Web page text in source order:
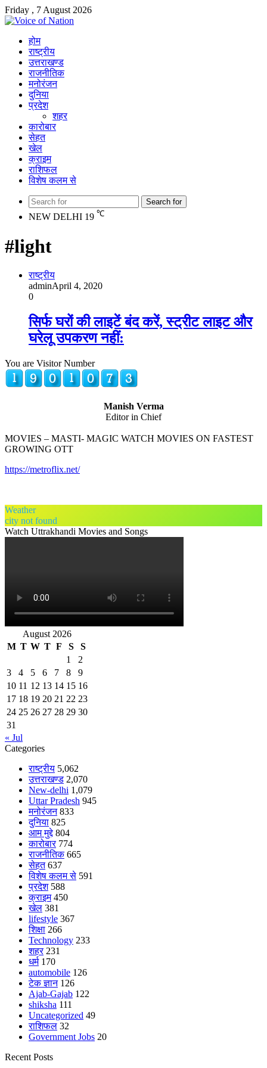
Friday , 7 August 2026
होम
राष्ट्रीय
उत्तराखण्ड
राजनीतिक
मनोरंजन
दुनिया
प्रदेश
शहर
कारोबार
सेहत
खेल
क्राइम
राशिफल
विशेष कलम से
Search for
NEW DELHI 19 ℃
#light
राष्ट्रीय
adminApril 4, 2020
0
सिर्फ घरों की लाइटें बंद करें, स्ट्रीट लाइट और
घरेलू उपकरण नहीं:
You are Visitor Number
Manish Verma
Editor in Chief
MOVIES – MASTI- MAGIC WATCH MOVIES ON FASTEST
GROWING OTT
https://metroflix.net/
Weather
city not found
Watch Uttrakhandi Movies and Songs
August 2026
M T W T F S
S
1
2
3
4 5 6 7 8
9
10 11 12 13 14 15 16
17 18 19 20 21 22 23
24 25 26 27 28 29 30
31
« Jul
Categories
राष्ट्रीय 5,062
उत्तराखण्ड 2,070
New-delhi 1,079
Uttar Pradesh 945
मनोरंजन 833
दुनिया 825
आम मुद्दे 804
कारोबार 774
राजनीतिक 665
सेहत 637
विशेष कलम से 591
प्रदेश 588
क्राइम 450
खेल 381
lifestyle 367
शिक्षा 266
Technology 233
शहर 231
धर्म 170
automobile 126
टेक ज्ञान 126
Ajab-Gajab 122
shiksha 111
Uncategorized 49
राशिफल 32
Government Jobs 20
Recent Posts